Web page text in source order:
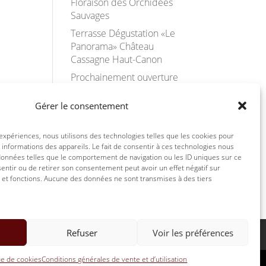
Gérer le consentement
nous utilisons des technologies telles que les cookies pour
des appareils. Le fait de consentir à ces technologies nous
telles que le comportement de navigation ou les ID uniques sur ce
ou de retirer son consentement peut avoir un effet négatif sur
fonctions. Aucune des données ne sont transmises à des tiers
Refuser Voir les préférences
de cookiesConditions générales de vente et d’utilisation
Sauvages
Terrasse Dégustation «Le
Panorama» Château
Cassagne Haut-Canon
Prochainement ouverture
Haut-Canon
Château Cassagne Haut-
Canon
Château Cassagne au W’IN
Libourne 21-22 Juin